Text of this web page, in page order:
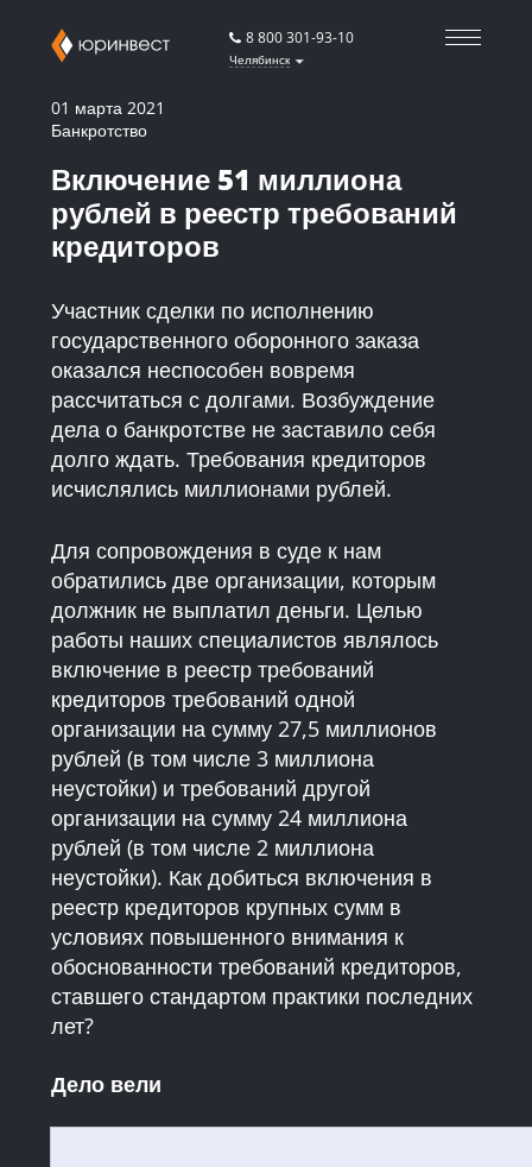
8 800 301-93-10
Челябинск
01 марта 2021
Банкротство
Включение 51 миллиона
рублей в реестр требований
кредиторов
Участник сделки по исполнению
государственного оборонного заказа
оказался неспособен вовремя
рассчитаться с долгами. Возбуждение
дела о банкротстве не заставило себя
долго ждать. Требования кредиторов
исчислялись миллионами рублей.
Для сопровождения в суде к нам
обратились две организации, которым
должник не выплатил деньги. Целью
работы наших специалистов являлось
включение в реестр требований
кредиторов требований одной
организации на сумму 27,5 миллионов
рублей (в том числе 3 миллиона
неустойки) и требований другой
организации на сумму 24 миллиона
рублей (в том числе 2 миллиона
неустойки). Как добиться включения в
реестр кредиторов крупных сумм в
условиях повышенного внимания к
обоснованности требований кредиторов,
ставшего стандартом практики последних
лет?
Дело вели